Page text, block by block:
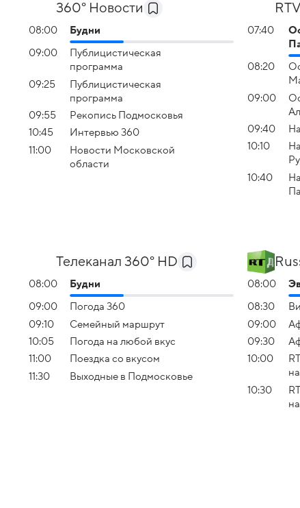
360° Новости
08:00 Будни
09:00
Публицистическая
программа
09:25
Публицистическая
программа
09:55
Рекопись Подмосковья
10:45
Интервью 360
11:00
Новости Московской
области
07:40
08:20
09:00
09:40
10:10
10:40
Телеканал 360° HD
08:00 Будни
09:00
Погода 360
09:10
Семейный маршрут
10:05
Погода на любой вкус
11:00
Поездка со вкусом
11:30
Выходные в Подмосковье
08:00
08:30
09:00
09:30
10:00
10:30